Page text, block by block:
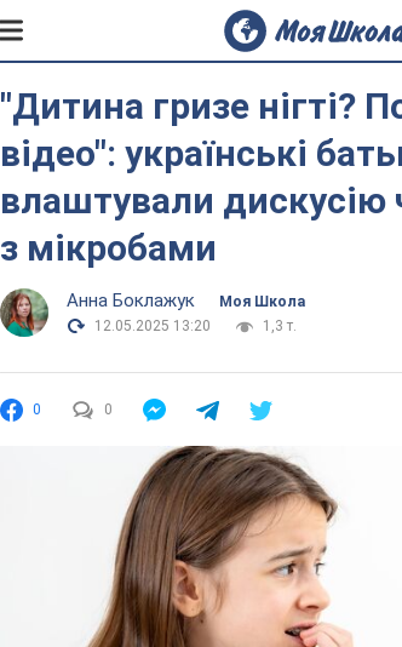
"Дитина гризе нігті?
відео": українські
влаштували дискусію
з мікробами
Анна Боклажук
Моя Школа
12.05.2025 13:20
1,3 т.
0 0